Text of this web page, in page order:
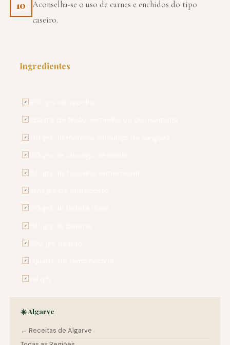
10
Aconselha-se o uso de carnes e enchidos do tipo
caseiro.
Ingredientes
✓
✓
✓
✓
✓
✓
✓
✓
✓
✓
✓
☀️ Algarve
← Receitas de Algarve